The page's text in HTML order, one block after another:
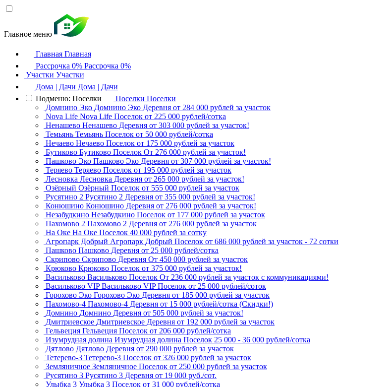
Главное меню
Главная Главная
Рассрочка 0% Рассрочка 0%
Участки Участки
Дома | Дачи Дома | Дачи
Подменю: Поселки
Поселки Поселки
Домнино Эко Домнино Эко Деревня от 284 000 рублей за участок
Nova Life Nova Life Поселок от 225 000 рублей/сотка
Ненашево Ненашево Деревня от 303 000 рублей за участок!
Темьянь Темьянь Поселок от 50 000 рублей/сотка
Нечаево Нечаево Поселок от 175 000 рублей за участок
Бутиково Бутиково Поселок От 276 000 рублей за участок!
Пашково Эко Пашково Эко Деревня от 307 000 рублей за участок!
Теряево Теряево Поселок от 195 000 рублей за участок
Лесновка Лесновка Деревня от 265 000 рублей за участок!
Озёрный Озёрный Поселок от 555 000 рублей за участок
Русятино 2 Русятино 2 Деревня от 355 000 рублей за участок!
Конюшино Конюшино Деревня от 276 000 рублей за участок!
Незабудкино Незабудкино Поселок от 177 000 рублей за участок
Пахомово 2 Пахомово 2 Деревня от 276 000 рублей за участок
На Оке На Оке Поселок 40 000 рублей за сотку
Агропарк Добрый Агропарк Добрый Поселок от 686 000 рублей за участок - 72 сотки
Пашково Пашково Деревня от 25 000 рублей/сотка
Скрипово Скрипово Деревня От 450 000 рублей за участок
Крюково Крюково Поселок от 375 000 рублей за участок!
Васильково Васильково Поселок От 236 000 рублей за участок с коммуникациями!
Васильково VIP Васильково VIP Поселок от 25 000 рублей/соток
Горохово Эко Горохово Эко Деревня от 185 000 рублей за участок
Пахомово-4 Пахомово-4 Деревня от 15 000 рублей/сотка (Скидки!)
Домнино Домнино Деревня от 505 000 рублей за участок!
Дмитриевское Дмитриевское Деревня от 192 000 рублей за участок
Гельвеция Гельвеция Поселок от 206 000 рублей/сотка
Изумрудная долина Изумрудная долина Поселок 25 000 - 36 000 рублей/сотка
Дятлово Дятлово Деревня от 290 000 рублей за участок
Тетерево-3 Тетерево-3 Поселок от 326 000 рублей за участок
Земляничное Земляничное Поселок от 250 000 рублей за участок
Русятино 3 Русятино 3 Деревня от 19 000 руб./сот.
Улыбка 3 Улыбка 3 Поселок от 31 000 рублей/сотка